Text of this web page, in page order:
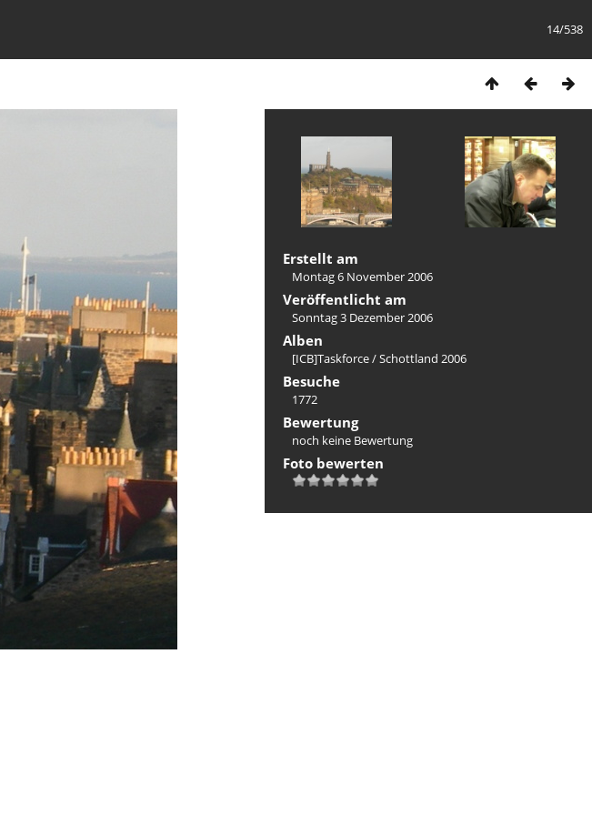
14/538
Erstellt am
Montag 6 November 2006
Veröffentlicht am
Sonntag 3 Dezember 2006
Alben
[ICB]Taskforce/Schottland 2006
Besuche
1772
Bewertung
noch keine Bewertung
Foto bewerten